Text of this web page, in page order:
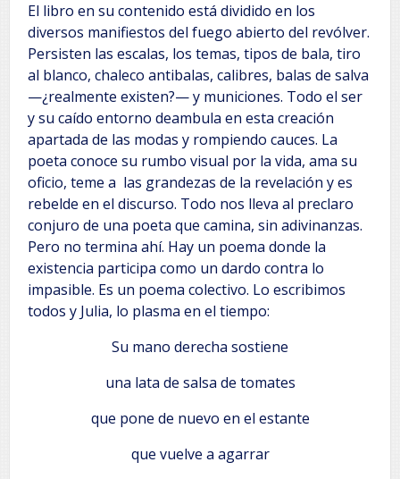
El libro en su contenido está dividido en los
diversos manifiestos del fuego abierto del revólver.
Persisten las escalas, los temas, tipos de bala, tiro
al blanco, chaleco antibalas, calibres, balas de salva
—¿realmente existen?— y municiones. Todo el ser
y su caído entorno deambula en esta creación
apartada de las modas y rompiendo cauces. La
poeta conoce su rumbo visual por la vida, ama su
oficio, teme a las grandezas de la revelación y es
rebelde en el discurso. Todo nos lleva al preclaro
conjuro de una poeta que camina, sin adivinanzas.
Pero no termina ahí. Hay un poema donde la
existencia participa como un dardo contra lo
impasible. Es un poema colectivo. Lo escribimos
todos y Julia, lo plasma en el tiempo:
Su mano derecha sostiene
una lata de salsa de tomates
que pone de nuevo en el estante
que vuelve a agarrar